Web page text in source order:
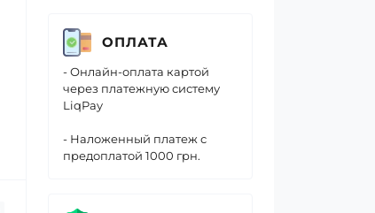
ОПЛАТА
- Онлайн-оплата картой
через платежную систему
LiqPay
- Наложенный платеж с
предоплатой 1000 грн.